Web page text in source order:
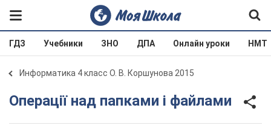
ГДЗ Учебники ЗНО ДПА Онлайн уроки НМТ
Информатика 4 класс О. В. Коршунова 2015
Операції над папками і файлами